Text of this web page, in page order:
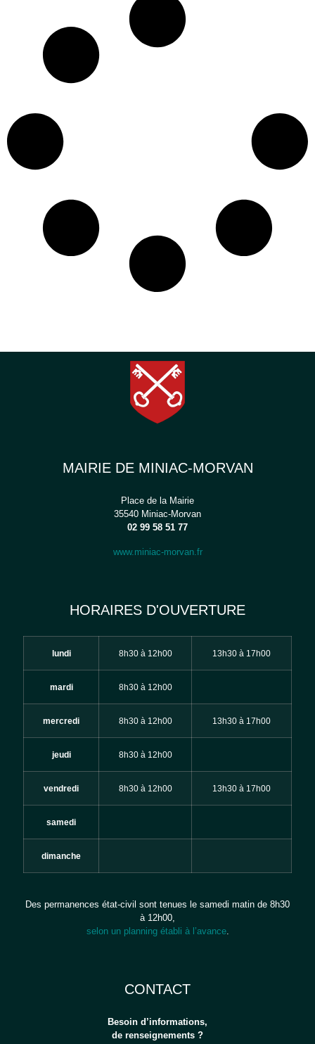
MAIRIE DE MINIAC-MORVAN
Place de la Mairie
35540 Miniac-Morvan
02 99 58 51 77
www.miniac-morvan.fr
HORAIRES D'OUVERTURE
lundi 8h30 à 12h00 13h30 à 17h00
mardi 8h30 à 12h00
mercredi 8h30 à 12h00 13h30 à 17h00
jeudi 8h30 à 12h00
vendredi 8h30 à 12h00 13h30 à 17h00
samedi
dimanche
Des permanences état-civil sont tenues le samedi matin de 8h30
à 12h00,
selon un planning établi à l’avance.
CONTACT
Besoin d’informations,
de renseignements ?